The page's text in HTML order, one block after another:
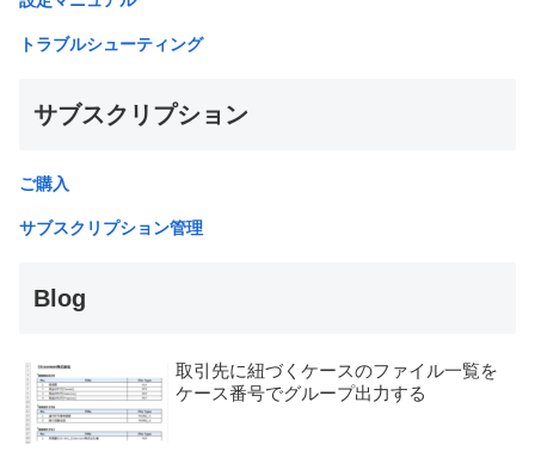
トラブルシューティング
サブスクリプション
ご購入
サブスクリプション管理
Blog
取引先に紐づくケースのファイル一覧を
ケース番号でグループ出力する